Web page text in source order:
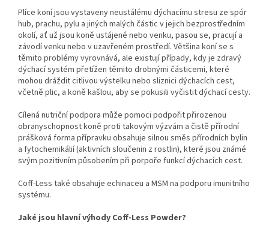
Plíce koní jsou vystaveny neustálému dýchacímu stresu ze spór
hub, prachu, pylu a jiných malých částic v jejich bezprostředním
okolí, ať už jsou koně ustájené nebo venku, pasou se, pracují a
závodí venku nebo v uzavřeném prostředí. Většina koní se s
těmito problémy vyrovnává, ale existují případy, kdy je zdravý
dýchací systém přetížen těmito drobnými částicemi, které
mohou dráždit citlivou výstelku nebo sliznici dýchacích cest,
včetně plic, a koně kašlou, aby se pokusili vyčistit dýchací cesty.
Cílená nutriční podpora může pomoci podpořit přirozenou
obranyschopnost koně proti takovým výzvám a čistě přírodní
prášková forma přípravku obsahuje silnou směs přírodních bylin
a fytochemikálií (aktivních sloučenin z rostlin), které jsou známé
svým pozitivním působením při porpoře funkcí dýchacích cest.
Coff-Less také obsahuje echinaceu a MSM na podporu imunitního
systému.
Jaké jsou hlavní výhody Coff-Less Powder?